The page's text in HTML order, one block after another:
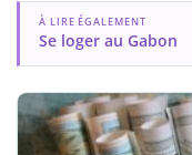
À LIRE ÉGALEMENT
Se loger au Gabon